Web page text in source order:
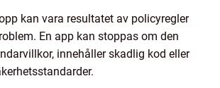
kan vara resultatet av policyregler
En app kan stoppas om den
innehåller skadlig kod eller